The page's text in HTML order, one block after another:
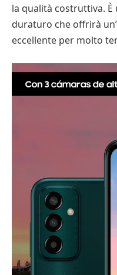
la qualità costruttiva.
duraturo che offrirà
eccellente per molto